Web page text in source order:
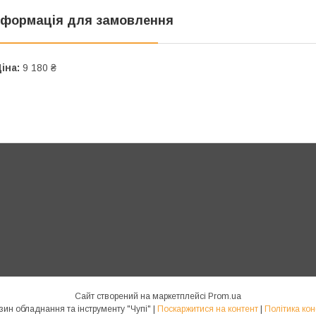
для замовлення
9 180 ₴
Сайт створений на маркетплейсі Prom.ua
Інтернет магазин обладнання та інструменту "Чупі" | Поскаржитися на контент | Політика